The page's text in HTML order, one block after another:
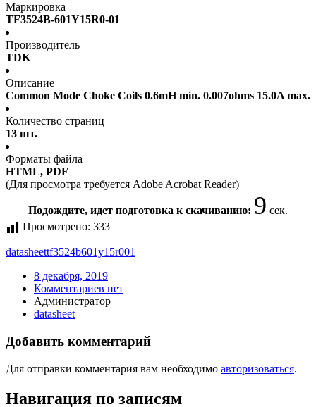
Маркировка
TF3524B-601Y15R0-01
Производитель
TDK
Описание
Common Mode Choke Coils 0.6mH min. 0.007ohms 15.0A max.
Количество страниц
13 шт.
Форматы файла
HTML, PDF
(Для просмотра требуется Adobe Acrobat Reader)
Подождите, идет подготовка к скачиванию: 9 сек.
Просмотрено: 333
datasheettf3524b601y15r001
8 декабря, 2019
Комментариев нет
Администратор
datasheet
Добавить комментарий
Для отправки комментария вам необходимо авторизоваться.
Навигация по записям